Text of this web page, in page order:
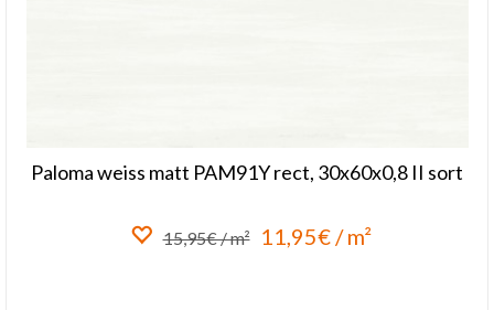
Paloma weiss matt PAM91Y rect, 30x60x0,8 II sort
15,95€ / m² 11,95€ / m²